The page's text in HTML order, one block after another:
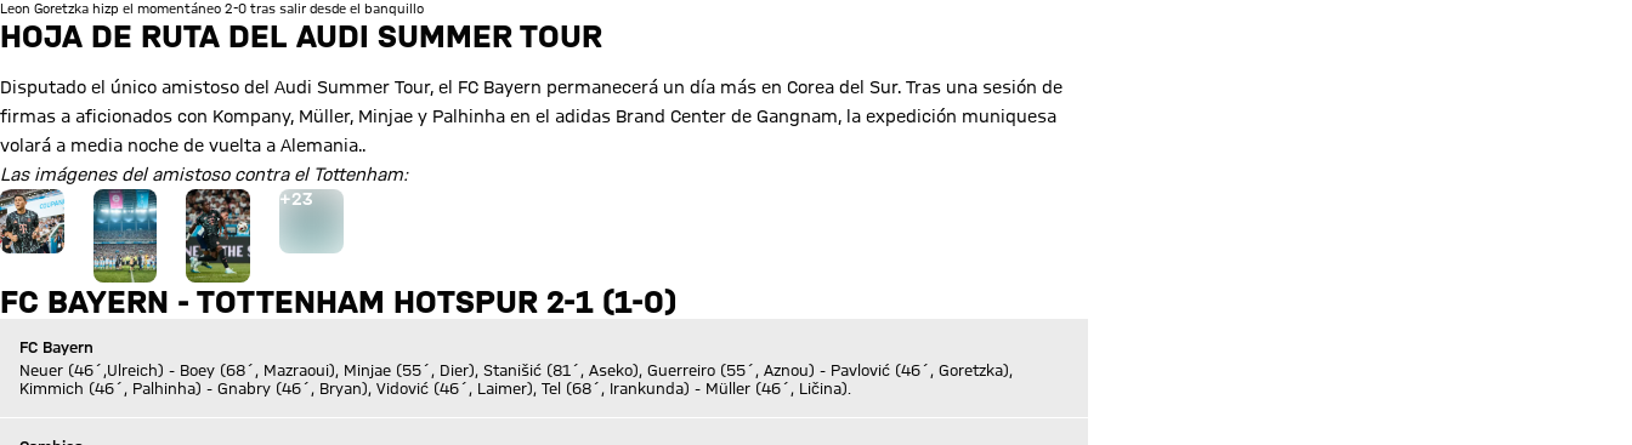
Leon Goretzka hizp el momentáneo 2-0 tras salir desde el banquillo
HOJA DE RUTA DEL AUDI SUMMER TOUR
Disputado el único amistoso del Audi Summer Tour, el FC Bayern permanecerá un día más en Corea del Sur. Tras una sesión de
firmas a aficionados con Kompany, Müller, Minjae y Palhinha en el adidas Brand Center de Gangnam, la expedición muniquesa
volará a media noche de vuelta a Alemania..
Las imágenes del amistoso contra el Tottenham:
Ir a la página de la galería: Ver galería
+23
FC BAYERN - TOTTENHAM HOTSPUR 2-1 (1-0)
FC Bayern
Neuer (46´,Ulreich) - Boey (68´, Mazraoui), Minjae (55´, Dier), Stanišić (81´, Aseko), Guerreiro (55´, Aznou) - Pavlović (46´, Goretzka),
Kimmich (46´, Palhinha) - Gnabry (46´, Bryan), Vidović (46´, Laimer), Tel (68´, Irankunda) - Müller (46´, Ličina).